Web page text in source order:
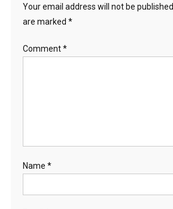
Your email address will not be published.
are marked *
Comment*
Name *